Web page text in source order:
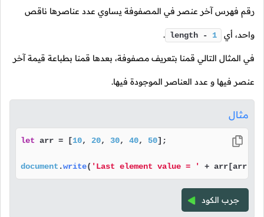
رقم فهرس آخر عنصر في المصفوفة يساوي عدد عناصرها ناقص
واحد، أي length - 1
.
في المثال التالي قمنا بتعريف مصفوفة، بعدها قمنا بطباعة قيمة آخر
عنصر فيها و عدد العناصر الموجودة فيها.
مثال
let arr = [10, 20, 30, 40, 50];
document .write( 'Last element value = ' + arr[arr.
جرب الكود